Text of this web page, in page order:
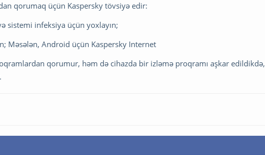
qorumaq üçün Kaspersky tövsiyə edir:
sistemi infeksiya üçün yoxlayın;
Məsələn, Android üçün Kaspersky Internet
qorumur, həm də cihazda bir izləmə proqramı aşkar edildikdə,